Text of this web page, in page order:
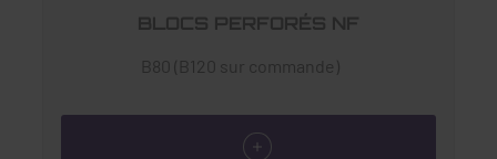
BLOCS PERFORÉS NF
B80 (B120 sur commande)